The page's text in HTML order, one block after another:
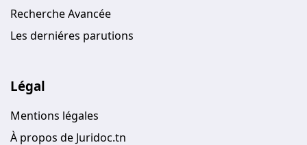
Recherche Avancée
Les derniéres parutions
Légal
Mentions légales
À propos de Juridoc.tn